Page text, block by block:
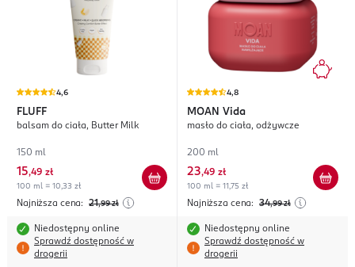
4,6
FLUFF
balsam do ciała, Butter Milk
150 ml
15,49 zł
100 ml = 10,33 zł
Najniższa cena: 21,99 zł
Niedostępny online
Sprawdź dostępność w
drogerii
4,8
MOAN Vida
masło do ciała, odżywcze
200 ml
23,49 zł
100 ml = 11,75 zł
Najniższa cena: 34,99 zł
Niedostępny online
Sprawdź dostępność w
drogerii